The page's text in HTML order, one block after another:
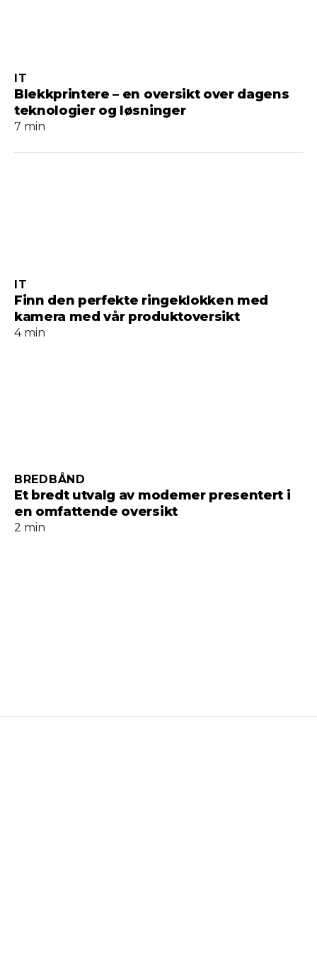
Blekkprintere – en oversikt over dagens
teknologier og løsninger
IT
7 min
Finn den perfekte ringeklokken med
kamera med vår produktoversikt
IT
4 min
Et bredt utvalg av modemer presentert i
en omfattende oversikt
BREDBÅND
2 min